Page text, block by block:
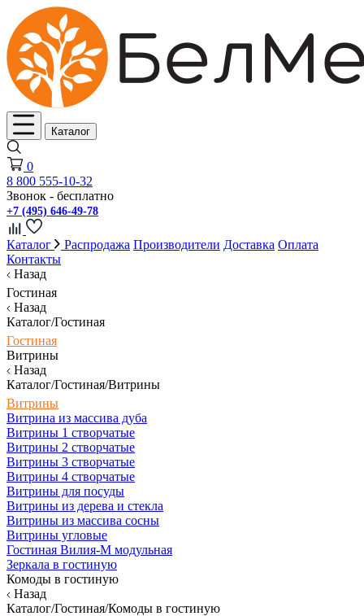
Каталог
0
8 800 555-10-32
Звонок - бесплатно
+7 (495) 646-49-78
Каталог Распродажа Производители Доставка Оплата
Контакты
Назад
Гостиная
Назад
Каталог/Гостиная
Гостиная
Витрины
Назад
Каталог/Гостиная/Витрины
Витрины
Витрина из массива дуба
Витрины 1 створчатые
Витрины 2 створчатые
Витрины 3 створчатые
Витрины 4 створчатые
Витрины для посуды
Витрины из дерева и стекла
Витрины из массива сосны
Витрины угловые
Гостиная Вилия-М модульная
Зеркала в гостиную
Комоды в гостиную
Назад
Каталог/Гостиная/Комоды в гостиную